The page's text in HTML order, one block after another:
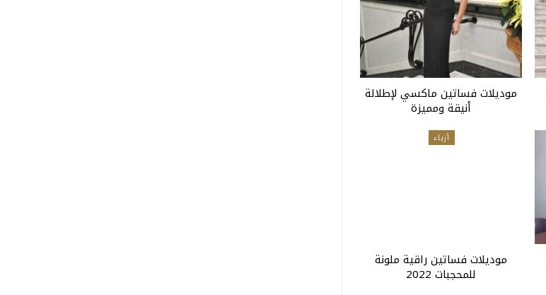
موديلات فساتين ماكسي لإطلالة
أنيقة ومميزة
أزياء
موديلات فساتين راقية ملونة
للمحجبات 2022